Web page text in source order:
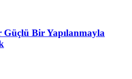
Bir Yapılanmayla